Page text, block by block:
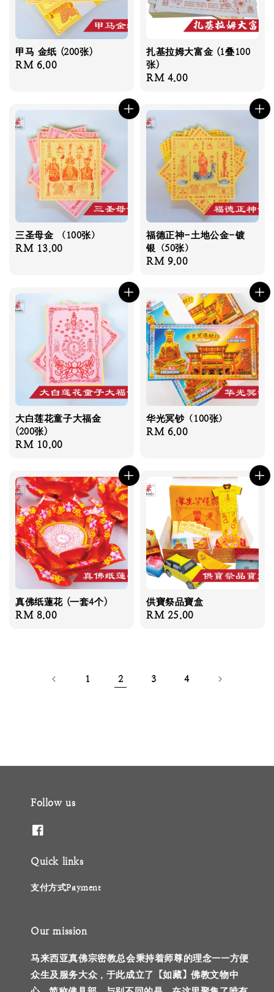
甲马 金纸 (200张)
Regular
RM 6.00
扎基拉姆大富金 (1叠100
张)
Regular
RM 4.00
三圣母金 （100张）
Regular
RM 13.00
福德正神-土地公金-镀
银（50张）
Regular
RM 9.00
大白莲花童子大福金
(200张)
Regular
RM 10.00
华光冥钞（100张）
Regular
RM 6.00
真佛纸蓮花 (一套4个)
Regular
RM 8.00
供寶祭品寶盒
Regular
RM 25.00
1 2 3 4
Follow us
Quick links
支付方式Payment
Our mission
马来西亚真佛宗密教总会秉持着师尊的理念——方便
众生及服务大众，于此成立了【如藏】佛教文物中